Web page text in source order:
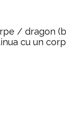
/ dragon
cu un